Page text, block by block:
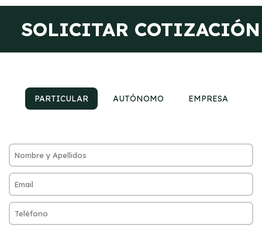
SOLICITAR COTIZACIÓN
PARTICULAR AUTÓNOMO EMPRESA